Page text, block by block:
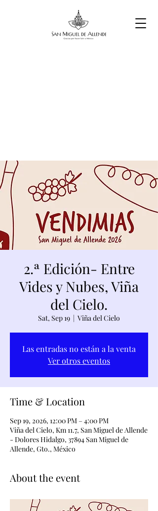
2.ª Edición- Entre
Vides y Nubes, Viña
del Cielo.
Sat, Sep 19
  |
Viña del Cielo
Las entradas no están a la venta
Ver otros eventos
Time & Location
Sep 19, 2026, 12:00 PM – 4:00 PM
Viña del Cielo, Km 11.7, San Miguel de Allende
- Dolores Hidalgo, 37894 San Miguel de
Allende, Gto., México
About the event